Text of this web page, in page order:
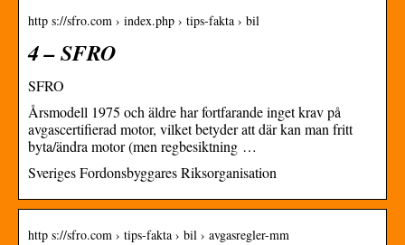
http s://sfro.com › index.php › tips-fakta › bil
4 – SFRO
SFRO
Årsmodell 1975 och äldre har fortfarande inget krav på
avgascertifierad motor, vilket betyder att där kan man fritt
byta/ändra motor (men regbesiktning …
Sveriges Fordonsbyggares Riksorganisation
http s://sfro.com › tips-fakta › bil › avgasregler-mm